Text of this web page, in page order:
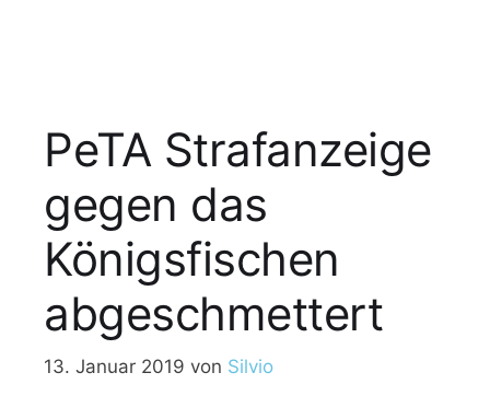
PeTA Strafanzeige
gegen das
Königsfischen
abgeschmettert
13. Januar 2019 von Silvio